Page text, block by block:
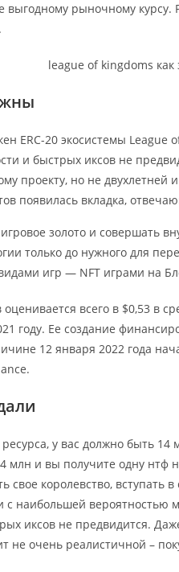
выгодному рыночному
ERC-20 экосистемы League
и быстрых иксов не
проекту, но не двухлетней
появилась вкладка,
золото и совершать
только до нужного для
игр — NFT играми на
всего в $0,53 в
году. Ее создание
12 января 2022 года
у вас должно быть
млн и вы получите одну нтф
свое королевство, вступать
с наибольшей вероятностью
иксов не предвидится.
не очень реалистичной –